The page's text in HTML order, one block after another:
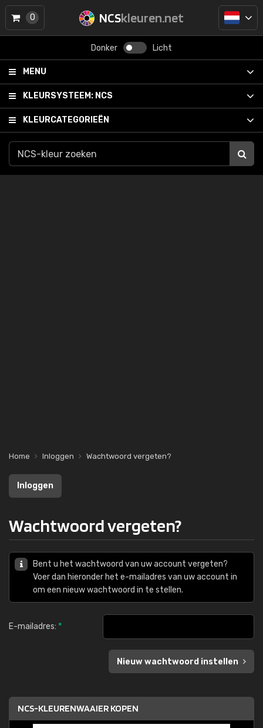
NCSkleuren.net
Donker Licht
MENU
KLEURSYSTEEM: NCS
KLEURCATEGORIEËN
0
Home Inloggen Wachtwoord vergeten?
Inloggen
Wachtwoord vergeten?
Bent u het wachtwoord van uw account vergeten?
Voer dan hieronder het e-mailadres van uw account in
om een nieuw wachtwoord in te stellen.
E-mailadres: *
Nieuw wachtwoord instellen
NCS-KLEURENWAAIER KOPEN